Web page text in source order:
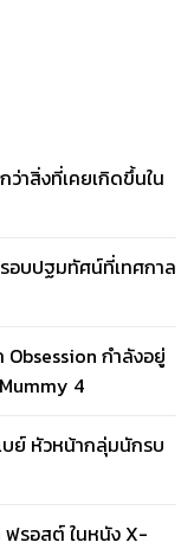
าสิ่งที่เคยเกิดขึ้นใน
อบปฐมทัศน์ที่เทศกาล
กำลังอยู่
4
บย์ หัวหน้ากลุ่มนักรบ
ฟรอสต์ ในหนัง X-